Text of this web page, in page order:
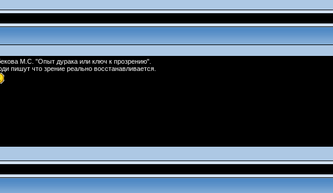
М.С. "Опыт дурака или ключ к прозрению".
пишут что зрение реально восстанавливается.